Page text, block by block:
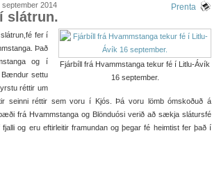
2014 Prenta
slátrun.
Fjárbíll frá Hvammstanga tekur fé í Litlu-Ávík
16 september.
fer í
Það
og í
Bændur settu
réttir um
seinni réttir sem voru í Kjós. Þá voru lömb ómskoðuð á
frá Hvammstanga og Blönduósi verið að sækja slátursfé
og eru eftirleitir framundan og þegar fé heimtist fer það í